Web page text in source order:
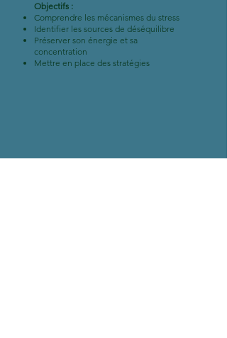
Objectifs :
Comprendre les mécanismes du stress
Identifier les sources de déséquilibre
Préserver son énergie et sa
concentration
Mettre en place des stratégies